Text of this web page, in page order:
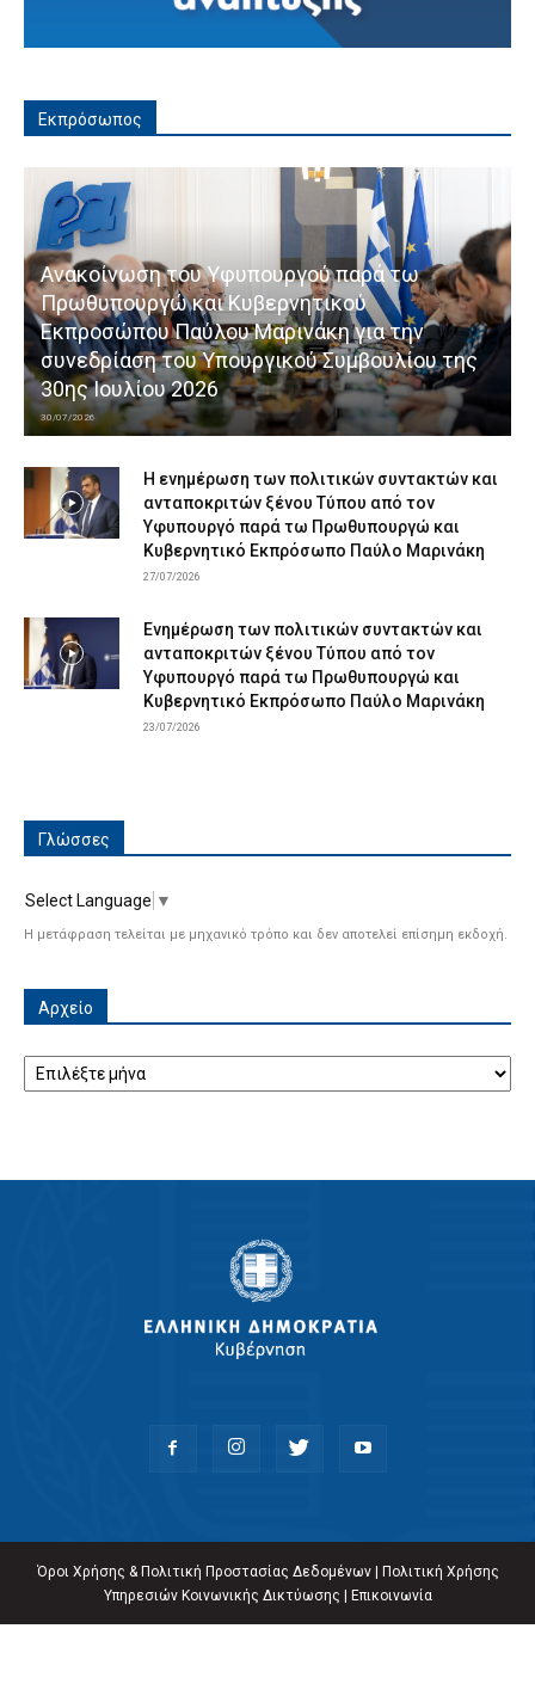
Εκπρόσωπος
Ανακοίνωση του Υφυπουργού παρά τω
Πρωθυπουργώ και Κυβερνητικού
Εκπροσώπου Παύλου Μαρινάκη για την
συνεδρίαση του Υπουργικού Συμβουλίου της
30ης Ιουλίου 2026
30/07/2026
Η ενημέρωση των πολιτικών συντακτών και
ανταποκριτών ξένου Τύπου από τον
Υφυπουργό παρά τω Πρωθυπουργώ και
Κυβερνητικό Εκπρόσωπο Παύλο Μαρινάκη
27/07/2026
Ενημέρωση των πολιτικών συντακτών και
ανταποκριτών ξένου Τύπου από τον
Υφυπουργό παρά τω Πρωθυπουργώ και
Κυβερνητικό Εκπρόσωπο Παύλο Μαρινάκη
23/07/2026
Γλώσσες
Select Language ▼
Η μετάφραση τελείται με μηχανικό τρόπο και δεν αποτελεί επίσημη εκδοχή.
Αρχείο
Αρχείο
Όροι Χρήσης & Πολιτική Προστασίας Δεδομένων| Πολιτική Χρήσης
Υπηρεσιών Κοινωνικής Δικτύωσης | Επικοινωνία